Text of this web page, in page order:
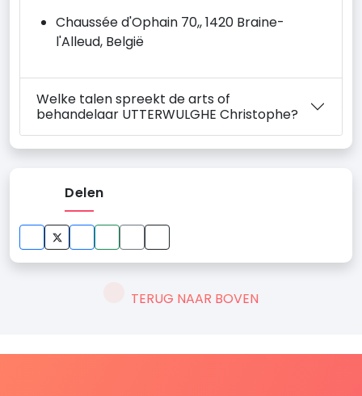
Chaussée d'Ophain 70,, 1420 Braine-
l'Alleud, België
Welke talen spreekt de arts of
behandelaar UTTERWULGHE Christophe?
Delen
TERUG NAAR BOVEN